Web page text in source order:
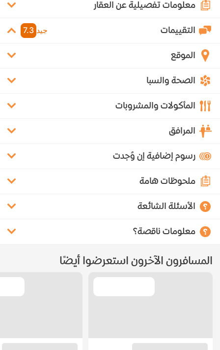
معلومات تفصيلية عن العقار
التقييمات جيد 7.3
الموقع
الصحة والسبا
المأكولات والمشروبات
المرافق
رسوم إضافية إن وُجدت
ملحوظات هامة
الأسئلة الشائعة
معلومات ناقصة؟
المسافرون الآخرون استعرضوا أيضًا